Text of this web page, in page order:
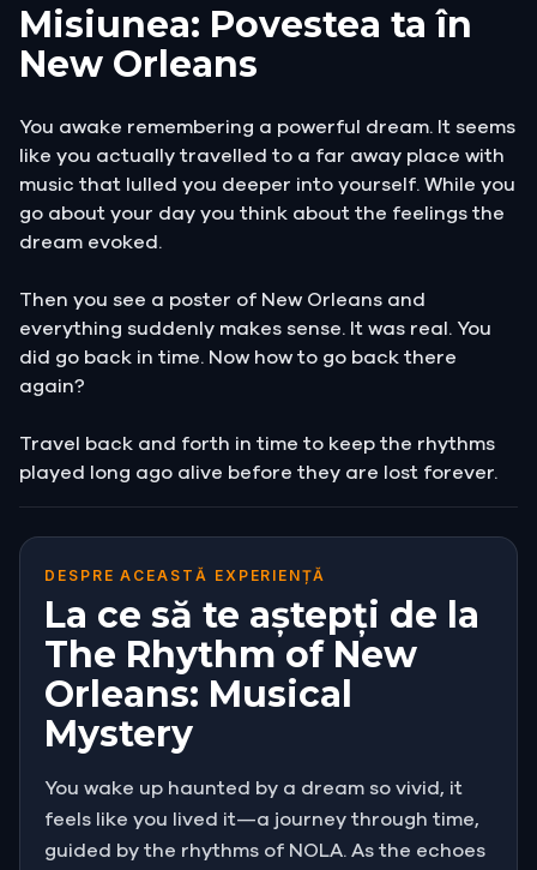
Misiunea: Povestea ta în
New Orleans
You awake remembering a powerful dream. It seems
like you actually travelled to a far away place with
music that lulled you deeper into yourself. While you
go about your day you think about the feelings the
dream evoked.
Then you see a poster of New Orleans and
everything suddenly makes sense. It was real. You
did go back in time. Now how to go back there
again?
Travel back and forth in time to keep the rhythms
played long ago alive before they are lost forever.
DESPRE ACEASTĂ EXPERIENȚĂ
La ce să te aștepți de la
The Rhythm of New
Orleans: Musical
Mystery
You wake up haunted by a dream so vivid, it
feels like you lived it—a journey through time,
guided by the rhythms of NOLA. As the echoes